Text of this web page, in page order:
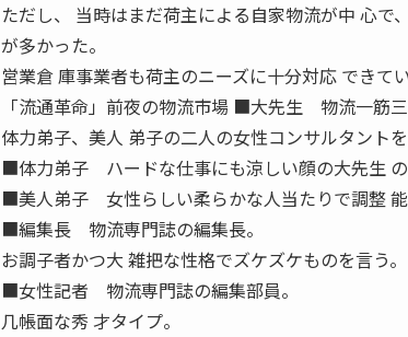
ただし、 当時はまだ荷主による自家物流が中 心
が多かった。
営業倉 庫事業者も荷主のニーズに十分対応 できて
「流通革命」前夜の物流市場 ■大先生 物流一筋三
体力弟子、美人 弟子の二人の女性コンサルタント
■体力弟子 ハードな仕事にも涼しい顔の大先生 の
■美人弟子 女性らしい柔らかな人当たりで調整 能
■編集長 物流専門誌の編集長。
お調子者かつ大 雑把な性格でズケズケものを言う。
■女性記者 物流専門誌の編集部員。
几帳面な秀 才タイプ。